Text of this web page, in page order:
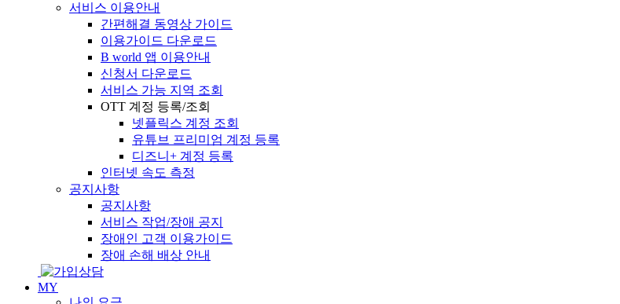
서비스 이용안내
간편해결 동영상 가이드
이용가이드 다운로드
B world 앱 이용안내
신청서 다운로드
서비스 가능 지역 조회
OTT 계정 등록/조회
넷플릭스 계정 조회
유튜브 프리미엄 계정 등록
디즈니+ 계정 등록
인터넷 속도 측정
공지사항
공지사항
서비스 작업/장애 공지
장애인 고객 이용가이드
장애 손해 배상 안내
MY